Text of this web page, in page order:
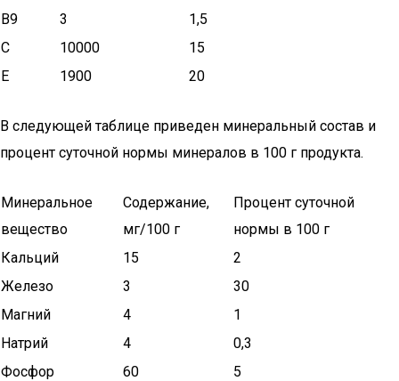
B9
3
1,5
C
10000
15
E
1900 20
В следующей таблице приведен минеральный состав и
процент суточной нормы минералов в 100 г продукта.
Минеральное
вещество
Содержание,
мг/100 г
Процент суточной
нормы в 100 г
Кальций
15
2
Железо
3
30
Магний
4
1
Натрий
4
0,3
Фосфор
60
5